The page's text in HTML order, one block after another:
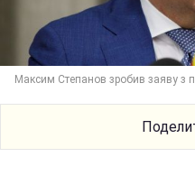
Максим Степанов зробив заяву з